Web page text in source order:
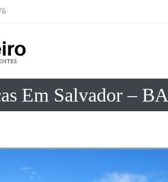
Em Salvador – BA